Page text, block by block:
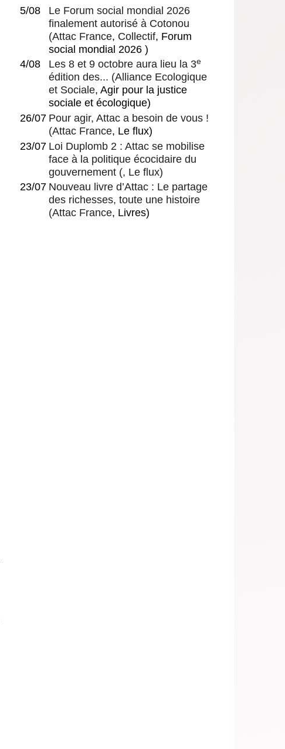
5/08
Le Forum social mondial 2026
finalement autorisé à Cotonou
(Attac France, Collectif, Forum
social mondial 2026 )
4/08
Les 8 et 9 octobre aura lieu la 3e
édition des... (Alliance Ecologique
et Sociale, Agir pour la justice
sociale et écologique)
26/07 Pour agir, Attac a besoin de vous !
(Attac France, Le flux)
23/07 Loi Duplomb 2 : Attac se mobilise
face à la politique écocidaire du
gouvernement (, Le flux)
23/07 Nouveau livre d’Attac : Le partage
des richesses, toute une histoire
(Attac France, Livres)